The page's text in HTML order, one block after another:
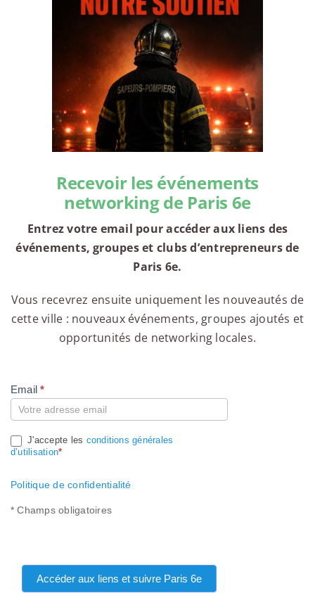
Recevoir les événements
networking de Paris 6e
Entrez votre email pour accéder aux liens des
événements, groupes et clubs d’entrepreneurs de
Paris 6e.
Vous recevrez ensuite uniquement les nouveautés de
cette ville : nouveaux événements, groupes ajoutés et
opportunités de networking locales.
Compte
Email*
J'accepte les conditions générales
d’utilisation*
Politique de confidentialité
* Champs obligatoires
Accéder aux liens et suivre Paris 6e